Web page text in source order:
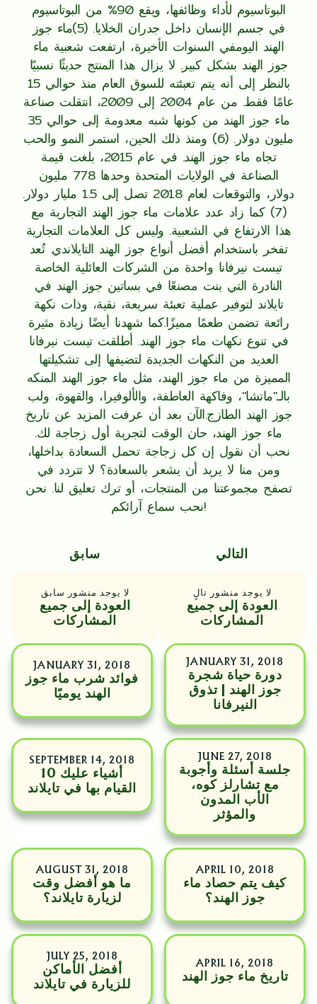
البوتاسيوم لأداء وظائفها، ويقع 90% من البوتاسيوم
في جسم الإنسان داخل جدران الخلايا. (5)ماء جوز
الهند اليومفي السنوات الأخيرة، ارتفعت شعبية ماء
جوز الهند بشكل كبير. لا يزال هذا المنتج حديثًا نسبيًا
بالنظر إلى أنه يتم تعبئته للسوق العام منذ حوالي 15
عامًا فقط. من عام 2004 إلى 2009، انتقلت صناعة
ماء جوز الهند من كونها شبه معدومة إلى حوالي 35
مليون دولار. (6) ومنذ ذلك الحين، استمر النمو والحب
تجاه ماء جوز الهند. في عام 2015، بلغت قيمة
الصناعة في الولايات المتحدة وحدها 778 مليون
دولار، والتوقعات لعام 2018 تصل إلى 1.5 مليار دولار.
(7) كما زاد عدد علامات ماء جوز الهند التجارية مع
هذا الارتفاع في الشعبية. وليس كل العلامات التجارية
تفخر باستخدام أفضل أنواع جوز الهند التايلاندي. تُعد
تيست نيرفانا واحدة من الشركات العائلية الخاصة
النادرة التي بنت مصنعًا في بساتين جوز الهند في
تايلاند لتوفير عملية تعبئة سريعة، نقية، وذات نكهة
رائعة تضمن طعمًا مميزًا.كما شهدنا أيضًا زيادة مثيرة
في تنوع نكهات ماء جوز الهند. أطلقت تيست نيرفانا
العديد من النكهات الجديدة لتضيفها إلى تشكيلتها
المميزة من ماء جوز الهند، مثل ماء جوز الهند المنكه
بالـ"ماتشا"، وفاكهة العاطفة، والألوفيرا، والقهوة، ولب
جوز الهند الطازج.الآن بعد أن عرفت المزيد عن تاريخ
ماء جوز الهند، حان الوقت لتجربة أول زجاجة لك.
نحب أن نقول إن كل زجاجة تحمل السعادة بداخلها،
ومن منا لا يريد أن يشعر بالسعادة؟ لا تتردد في
تصفح مجموعتنا من المنتجات، أو ترك تعليق لنا. نحن
نحب سماع آرائكم!
سابق
لا يوجد منشور سابق
العودة إلى جميع
المشاركات
التالي
لا يوجد منشور تالٍ
العودة إلى جميع
المشاركات
JANUARY 31, 2018
فوائد شرب ماء جوز
الهند يوميًا
JANUARY 31, 2018
دورة حياة شجرة
جوز الهند | تذوق
النيرفانا
SEPTEMBER 14, 2018
10 أشياء عليك
القيام بها في تايلاند
JUNE 27, 2018
جلسة أسئلة وأجوبة
مع تشارلز كوه،
الأب المدون
والمؤثر
AUGUST 31, 2018
ما هو أفضل وقت
لزيارة تايلاند؟
APRIL 10, 2018
كيف يتم حصاد ماء
جوز الهند؟
JULY 25, 2018
أفضل الأماكن
للزيارة في تايلاند
APRIL 16, 2018
تاريخ ماء جوز الهند